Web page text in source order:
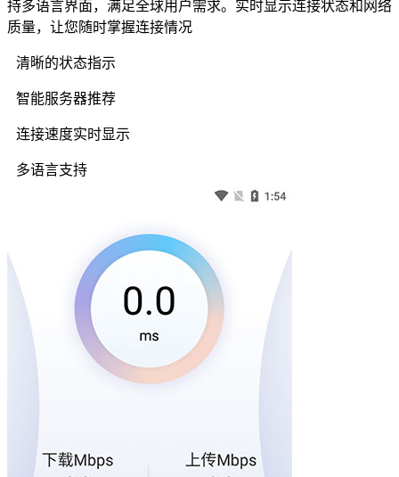
持多语言界面，满足全球用户需求。实时显示连接状态和网络
质量，让您随时掌握连接情况
清晰的状态指示
智能服务器推荐
连接速度实时显示
多语言支持